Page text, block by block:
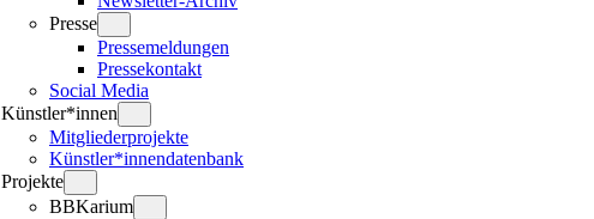
Presse
Pressemeldungen
Pressekontakt
Social Media
Künstler*innen
Mitgliederprojekte
Künstler*innendatenbank
Projekte
BBKarium